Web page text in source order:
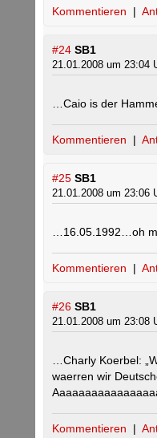
Kommentieren |
#24 SB1
21.01.2008 um 23:04
…Caio is der
Kommentieren |
#25 SB1
21.01.2008 um 23:06
…16.05.1992…oh
Kommentieren |
#26 SB1
21.01.2008 um 23:08
…Charly Koerbel:
waerren wir
Kommentieren |